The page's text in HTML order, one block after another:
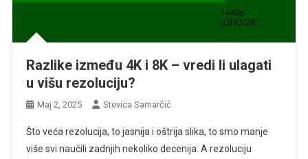
Razlike između 4K i 8K – vredi li ulagati
u višu rezoluciju?
Maj 2, 2025 Stevica Samarčić
Što veća rezolucija, to jasnija i oštrija slika, to smo manje
više svi naučili zadnjih nekoliko decenija. A rezoluciju